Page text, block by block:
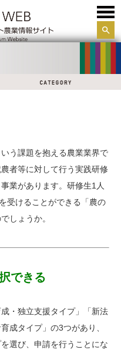
サイ
う課題を抱える農業業界で
者等に対して行う実践研修
業があります。研修生1人
受けることができる「農の
しょうか。
できる
・独立支援タイプ」「新法
成タイプ」の3つがあり、
選び、申請を行うことにな